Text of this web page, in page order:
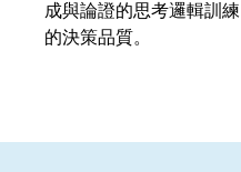
成與論證的思考邏輯訓
的決策品質。